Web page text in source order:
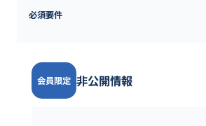
必須要件
会員限定 非公開情報